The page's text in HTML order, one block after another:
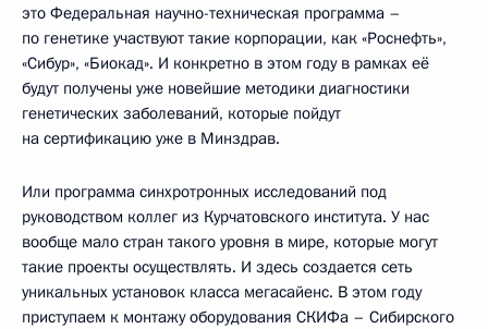
это Федеральная научно-техническая программа –
по генетике участвуют такие корпорации, как «Роснефть»,
«Сибур», «Биокад». И конкретно в этом году в рамках её
будут получены уже новейшие методики диагностики
генетических заболеваний, которые пойдут
на сертификацию уже в Минздрав.
Или программа синхротронных исследований под
руководством коллег из Курчатовского института. У нас
вообще мало стран такого уровня в мире, которые могут
такие проекты осуществлять. И здесь создается сеть
уникальных установок класса мегасайенс. В этом году
приступаем к монтажу оборудования СКИФа – Сибирского